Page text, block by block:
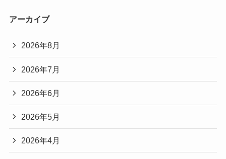
アーカイブ
2026年8月
2026年7月
2026年6月
2026年5月
2026年4月